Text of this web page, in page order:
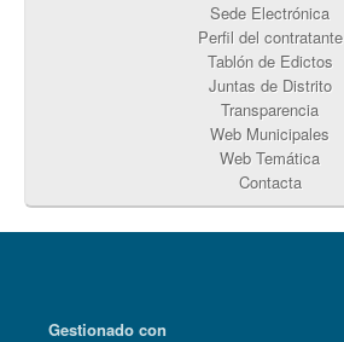
Sede Electrónica
Perfil del contratante
Tablón de Edictos
Juntas de Distrito
Transparencia
Web Municipales
Web Temática
Contacta
Gestionado con